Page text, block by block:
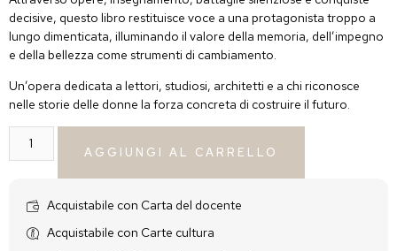
decisive, questo libro restituisce voce a una protagonista troppo a
lungo dimenticata, illuminando il valore della memoria, dell’impegno
e della bellezza come strumenti di cambiamento.
Un’opera dedicata a lettori, studiosi, architetti e a chi riconosce
nelle storie delle donne la forza concreta di costruire il futuro.
AGGIUNGI AL CARRELLO
Acquistabile con Carta del docente
Acquistabile con Carte cultura